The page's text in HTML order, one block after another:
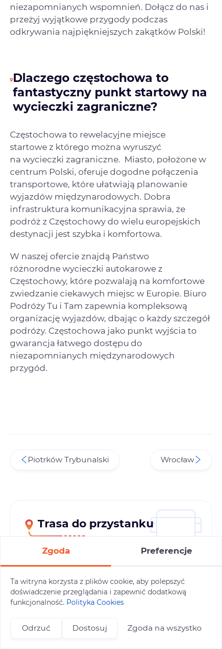
niezapomnianych wspomnień. Dołącz do nas i
przeżyj wyjątkowe przygody podczas
odkrywania najpiękniejszych zakątków Polski!
Dlaczego częstochowa to
fantastyczny punkt startowy na
wycieczki zagraniczne?
Częstochowa to rewelacyjne miejsce
startowe z którego można wyruszyć
na wycieczki zagraniczne. Miasto, położone w
centrum Polski, oferuje dogodne połączenia
transportowe, które ułatwiają planowanie
wyjazdów międzynarodowych. Dobra
infrastruktura komunikacyjna sprawia, że
podróż z Częstochowy do wielu europejskich
destynacji jest szybka i komfortowa.
W naszej ofercie znajdą Państwo
różnorodne wycieczki autokarowe z
Częstochowy, które pozwalają na komfortowe
zwiedzanie ciekawych miejsc w Europie. Biuro
Podróży Tu i Tam zapewnia kompleksową
organizację wyjazdów, dbając o każdy szczegół
podróży. Częstochowa jako punkt wyjścia to
gwarancja łatwego dostępu do
niezapomnianych międzynarodowych
przygód.
Piotrków Trybunalski Wrocław
Trasa do przystanku
Adres początkowy
Przystanek
Środek transportu do przystanku
Zgoda Preferencje
Ta witryna korzysta z plików cookie, aby polepszyć
doświadczenie przeglądania i zapewnić dodatkową
funkcjonalność. Polityka Cookies
Odrzuć Dostosuj Zgoda na wszystko